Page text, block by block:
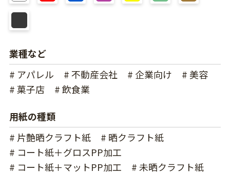
業種など
# アパレル
# 不動産会社 # 企業向け
# 美容
# 菓子店
# 飲食業
用紙の種類
# 片艶晒クラフト紙
# 晒クラフト紙
# コート紙＋グロスPP加工
# コート紙＋マットPP加工
# 未晒クラフト紙